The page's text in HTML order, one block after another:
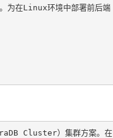
为在Linux环境中部署前后端
Cluster）集群方案。在